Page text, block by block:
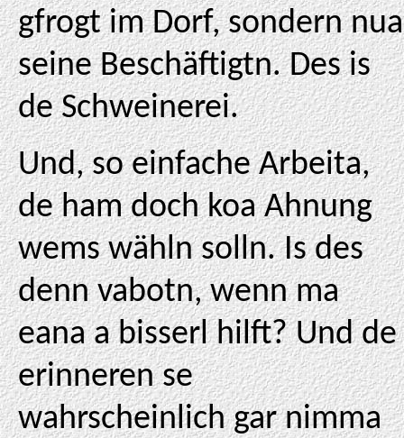
gfrogt im Dorf, sondern nua
seine Beschäftigtn. Des is
de Schweinerei.
Und, so einfache Arbeita,
de ham doch koa Ahnung
wems wähln solln. Is des
denn vabotn, wenn ma
eana a bisserl hilft? Und de
erinneren se
wahrscheinlich gar nimma